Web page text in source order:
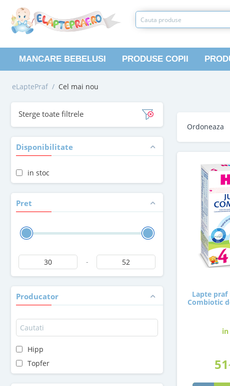
MANCARE BEBELUSI PRODUSE COPII
eLaptePraf / Cel mai nou
Sterge toate filtrele
Disponibilitate
in stoc
Pret
-
Producator
Hipp
Topfer
Ordoneaza
Lapte praf
Combiotic
51